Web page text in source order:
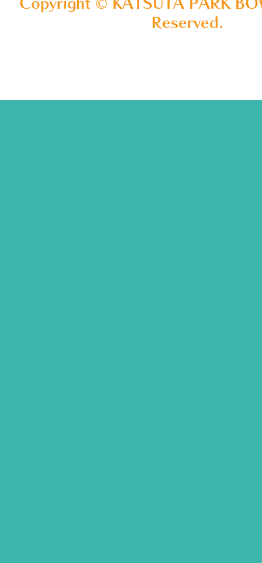
Copyright © KATSUTA PARK
Reserved.